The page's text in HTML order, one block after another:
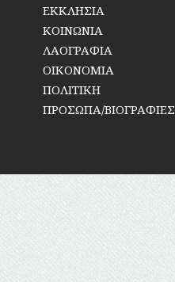
ΕΚΚΛΗΣΙΑ
ΚΟΙΝΩΝΙΑ
ΛΑΟΓΡΑΦΙΑ
ΟΙΚΟΝΟΜΙΑ
ΠΟΛΙΤΙΚΗ
ΠΡΟΣΩΠΑ/ΒΙΟΓΡΑΦΙΕΣ